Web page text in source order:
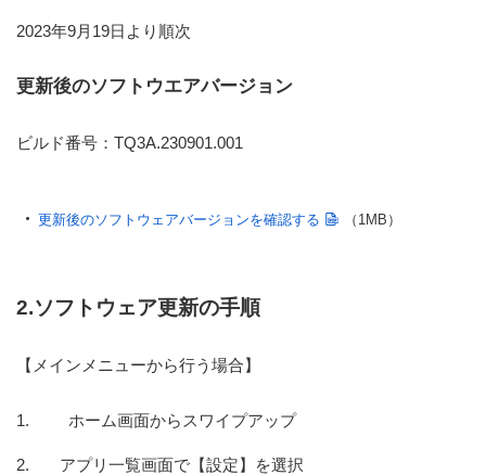
2023年9月19日より順次
更新後のソフトウエアバージョン
ビルド番号：TQ3A.230901.001
更新後のソフトウェアバージョンを確認する （1MB）
2.ソフトウェア更新の手順
【メインメニューから行う場合】
ホーム画面からスワイプアップ
アプリ一覧画面で【設定】を選択